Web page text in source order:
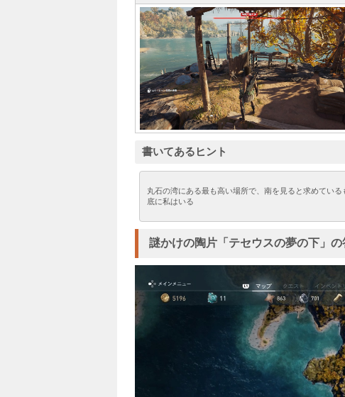
書いてあるヒント
丸石の湾にある最も高い場所で、南を見ると求めてい
底に私はいる
謎かけの陶片「テセウスの夢の下」